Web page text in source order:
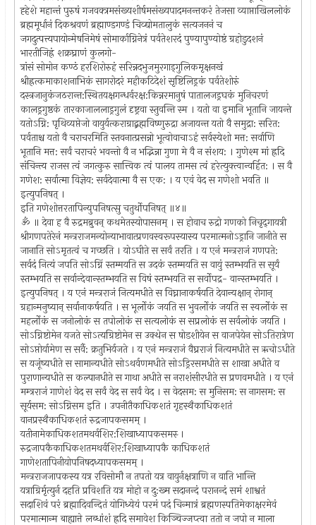
ह्हेशे महान्तं पुरुषं गजवक्त्रमसंख्यशीर्षमसंख्यपादमनन्तकरं तेजसा व्याप्ताखिललोकं
ब्रह्ममूर्धानं दिकश्रवणं ब्रह्माण्डगण्डं चिव्द्योमतालुकं सत्यजननं च
जगदुत्पत्त्यपायोन्मेषनिमेषं सोमार्काग्निनेत्रं पर्वतेशरदं पुण्यापुण्योष्ठं ग्रहोडुदशनं
भारतीजिह्रं शक्रघ्राणं कुलगो-
त्रांसं सोमोन कण्ठं हरशिरोरुहं सरिन्नदभुजमुरगाड्‍गुलिकमृक्षनखं
श्रीह्रत्कमाकाशनाभिकं सागरोदरं महीकटिदेशं सृष्टिलिड्रकं पर्वतेशोरुं
दस्त्रजानुकंजठरान्त:स्थितयक्षगन्धर्वरक्ष:किन्नरमानुषं पातालजड्रघकं मुनिचरणं
कालड्रगुष्ठकं तारकाजाललाड्रगुलं दृष्ट्रवा स्तुवन्ति स्म । यतो वा इमानि भूतानि जायन्ते
यतोऽग्नि: पृथिव्यप्तेजो वायुर्यत्कराग्राद्ब्रह्मविष्णुरुद्रा अजायन्त यतो वै समुद्रा: सरित:
पर्वताश्च यतो वै चराचरमिति स्तवनात्प्रसन्नो भूत्वोवाचाऽहं सर्वस्येशो मत्त: सर्वाणि
भूतानि मत्त: सर्वं चराचरं भवन्तो वै न भद्भिन्ना गुणा मे वै न संशय: । गुणेश्म मां ह्रदि
संचिन्त्य राजस त्वं जगत्कुरु सात्त्विक त्वं पालय तामस त्वं हरेत्युक्त्वान्वर्हित: । स वै
गणेश: सर्वात्मा विज्ञेय: सर्वदेवात्मा वै स एक: । य एवं वेद स गणेशो भवति ॥
इत्युपनिषत् ।
इति गणेशोत्तरतापिन्युपनिषत्सु चतुर्थोपनिषत् ॥४॥
ॐ ॥ देवा ह वै रुद्रमब्रुवन् कथमेतस्योपासनम् । स होवाच रुद्रो गणको निचृद्‍गायत्री
श्रीगणपतेरेनं मन्त्रराजमन्योन्याभावात्प्रणवस्वरूपस्यास्य परमात्मनो‍ऽड्रानि जानीते स
जानाति सोऽमृतत्वं च गच्छति । योऽघीते स सर्वं तरति । य एनं मन्त्रराजं गणपते:
सर्वदं नित्यं जपति सोऽग्निं स्तम्मयति स उदकं स्तम्मयति स वायुं स्तम्भयति स सूर्यं
स्तम्भयति स सर्वान्देवान्स्तम्भयति स विषं स्तम्भयति स सर्वोपद्र- वान्स्तम्भयति ।
इत्युपनिषत् । य एनं मन्त्रराजं नित्यमधीते स विघ्नानाकर्षयति देवान्यक्षान् रोगान्
ग्रहान्मनुष्यान् सर्वानाकर्षयति । स भूर्लोकं जयति स भुवर्लोकं जयति स स्वर्लोकं स
महर्लोकं स जनोलोकं स तपोलोकं स सत्यलोकं स सप्रलोकं स सर्वलोकं जयति ।
सोऽग्निष्टोमेन यजते सोऽत्यग्रिष्टोमेन स उक्थेन स षोडशीयेन स वाजपेयेन सोऽ‍तिरात्रेण
सोऽप्तोर्यामेण स सर्वै: क्रतुभिर्यजते । य एनं मन्त्रराजं वैघ्रराजं नित्यमधीते स ऋचोऽधीते
स यजूंष्यधीते स सामान्यधीते सोऽथर्वणमधीते सो‍ऽड्रिरसमधीते स शाखा अधीते व
पुराणान्यधीते स कल्पानधीते स गाथा अधीते स नराशंसीरधीते स प्रणवमधीते । य एनं
मम्त्रराजं गाणेशं वेद स सर्वं वेद स सर्वं वेद । स वेदसम: स मुनिसम: स नागसम: स
सूर्यसम: सोऽग्निसम इति । उपनीतैकाधिकशतं गृहस्थैकाधिकशतं
वानप्रस्थैकाधिकशतं रुद्रजापकसमम् ।
यतीनामेकाधिकशतमथर्वशिर:शिखाध्यापकसमस्‍ ।
रुद्रजापकैकाधिकशतमथर्वशिर:शिखाध्यापकै काधिकशतं
गाणेशतापिनीयोपनिषदध्यापकसमम् ।
मन्त्रराजजापकस्य यत्र रविसोमौ न तपतो यत्र वायुर्नक्षत्राणि न वाति भान्ति
यत्राग्रिर्मृत्युर्न दहति प्रविशति यत्र मोहो न दु:ख्म सदानन्दं परानन्दं समं शाश्वतं
सदाशिवं परं ब्रह्मादिवन्दितं योगिध्येयं परमं पदं चिन्मात्रं ब्रह्मणस्पतिमेकाक्षरमेवं
परमात्मान्म बाह्यात्ते लब्धांशं ह्रदि समावेश किञ्चिज्जप्त्वा ततो न जपो न माला